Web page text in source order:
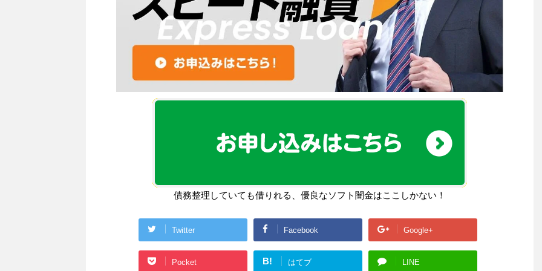
債務整理していても借りれる、優良なソフト闇金はここしかない！
Twitter Facebook Google+
Pocket B! はてブ LINE